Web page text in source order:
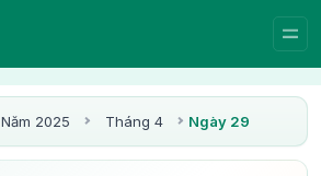
Năm 2025 Tháng 4 Ngày 29